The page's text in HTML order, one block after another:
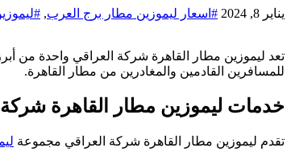
يناير 8, 2024 #اسعار ليموزين مطار برج العرب,
تعد ليموزين مطار القاهرة شركة العراقي واحدة من
للمسافرين القادمين والمغادرين من مطار القاهرة.
خدمات ليموزين مطار القاهرة شركة
تقدم ليموزين مطار القاهرة شركة العراقي مجموعة